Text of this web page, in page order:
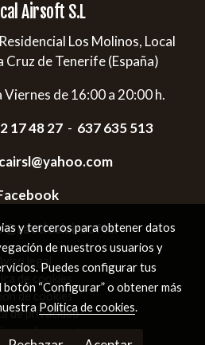
Airsoft S.L
Los Molinos, Local
Cruz de Tenerife (España)
de 16:00 a 20:00 h.
17 48 27 - 637 635 513
@tacticalairsoftsl
Aviso legal
de cookies
de privacidad
y terceros para obtener datos
de nuestros usuarios y
Puedes configurar tus
“Configurar” o obtener más
Política de cookies.